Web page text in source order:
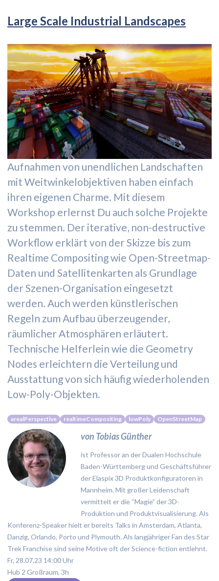
Large Scale Industrial Landscapes
Aufnahmen von unendlichen Landschaften
mit Weitwinkelobjektiven haben einfach
ihren eigenen Charme. Mit diesem
Workshop erlernst Du auch solche Projekte
zu stemmen. Der iterative, non-destructive
Workflow erklärt von der Skizze bis zum
Realtime Compositing wie Open-Streetmap-
Daten und Satellitenkarten als Grundlage
der Szenen-Organisation eingesetzt
werden. Auch werden künstlerischen
Regeln zum Aufbau überzeugender,
räumlicher Atmosphären erläutert.
Technische Helferlein wie die Geometry
Nodes erleichtern die Verteilung und
Ausstattung von sich häufig wiederholenden
Low-Poly-Objekten.
arealPerspective realtimeCompositing lowPoly OpenStreetMap
von Tobias Günther
ist Professor an der Dualen Hochschule
Baden-Württemberg und Geschäftsführer
der Elaspix 3D Produktkonfiguratoren in
Mannheim. Mit großer Leidenschaft
vermittelt er die “Magie” der 3D-
Produktion und Produktvisualisierung. Als
Konferenz-Speaker hielt er bereits Talks in Amsterdam, Atlanta,
Danzig, Orlando, Porto und Plymouth. Als langjähriger Fan des Star
Trek Franchise sind seine Motive oft der Science-fiction entlehnt.
Fr, 28.07.23 14:00 Uhr
Hub 2 Großraum, 3h